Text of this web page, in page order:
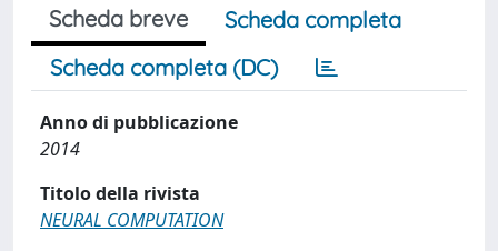
Scheda breve
Scheda completa
Scheda completa (DC)
Anno di pubblicazione
2014
Titolo della rivista
NEURAL COMPUTATION